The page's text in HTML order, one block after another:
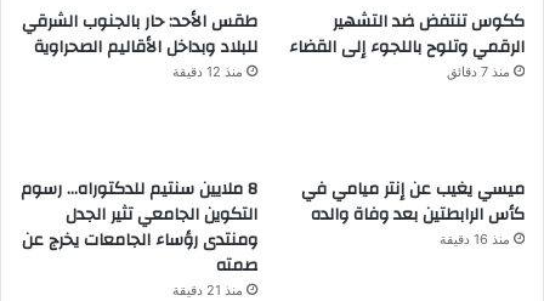
ككوس تنتفض ضد التشهير
الرقمي وتلوح باللجوء إلى القضاء
منذ 7 دقائق
طقس الأحد: حار بالجنوب الشرقي
للبلاد وبداخل الأقاليم الصحراوية
منذ 12 دقيقة
ميسي يغيب عن إنتر ميامي في
كأس الرابطتين بعد وفاة والده
منذ 16 دقيقة
8 ملايين سنتيم للدكتوراه… رسوم
التكوين الجامعي تثير الجدل
ومنتدى رؤساء الجامعات يخرج عن
صمته
منذ 21 دقيقة